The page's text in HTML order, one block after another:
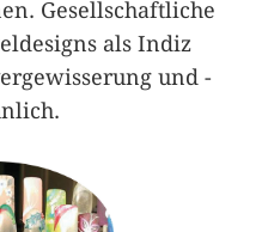
Gesellschaftliche
als Indiz
und -